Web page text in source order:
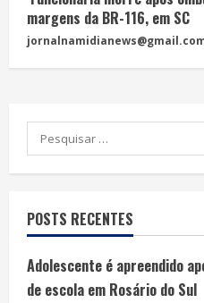
margens da BR-116, em SC
POSTS RECENTES
Adolescente é apreendido
de escola em Rosário do Sul